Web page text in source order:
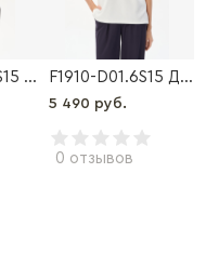
F0602-O30.6S15 Куртка F1910-D01.6S15 Джемпер
5 490 руб.
0 отзывов